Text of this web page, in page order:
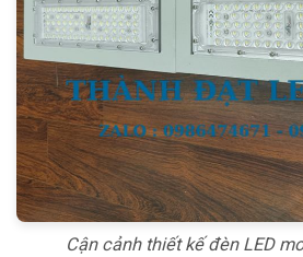
Cận cảnh thiết kế đèn LED